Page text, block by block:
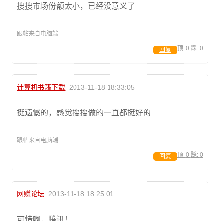
搜搜市场份额太小，已经没意义了
跟帖来自电脑端
顶: 0 踩: 0
回复
计算机书籍下载 2013-11-18 18:33:05
挺遗憾的，感觉搜搜做的一直都挺好的
跟帖来自电脑端
顶: 0 踩: 0
回复
网赚论坛 2013-11-18 18:25:01